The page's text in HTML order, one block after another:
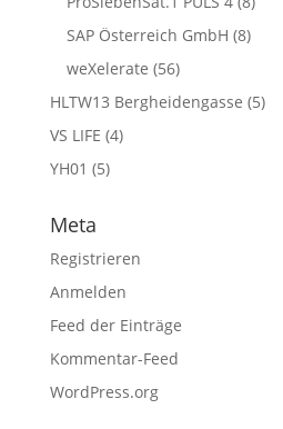
SAP Österreich GmbH (8)
weXelerate (56)
HLTW13 Bergheidengasse (5)
VS LIFE (4)
YH01 (5)
Meta
Registrieren
Anmelden
Feed der Einträge
Kommentar-Feed
WordPress.org